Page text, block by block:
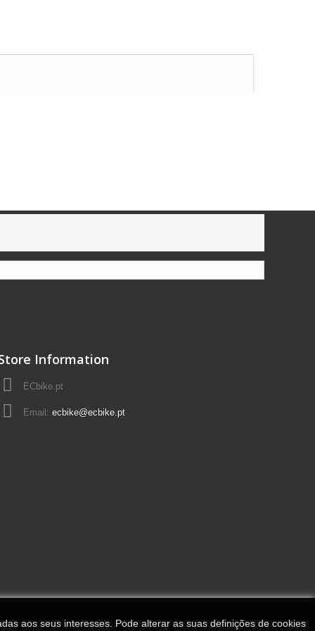
Information
ECbike.pt
Email: ecbike@ecbike.pt
aos seus interesses. Pode alterar as suas definições de cookies